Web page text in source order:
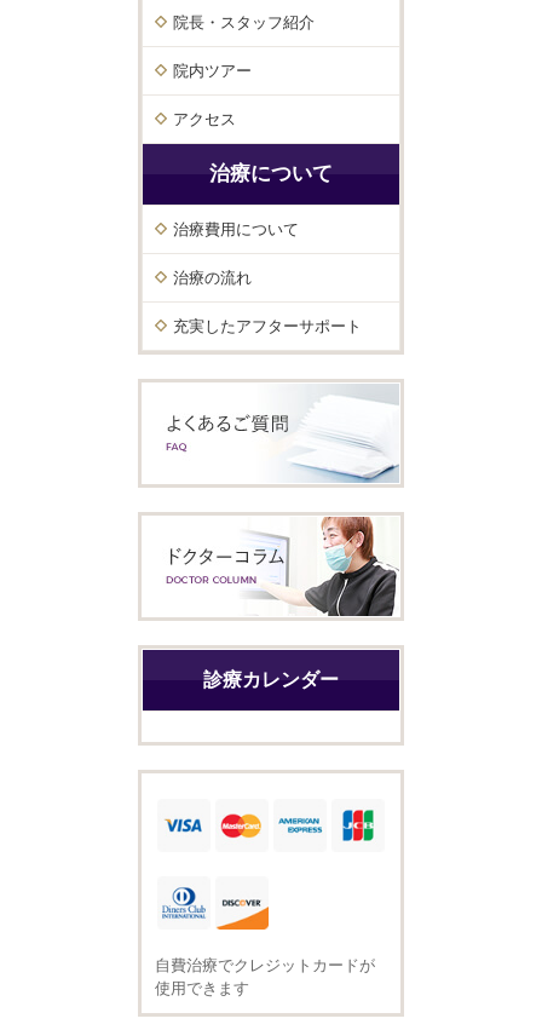
院長・スタッフ紹介
院内ツアー
アクセス
治療について
治療費用について
治療の流れ
充実したアフターサポート
診療カレンダー
自費治療でクレジットカードが
使用できます